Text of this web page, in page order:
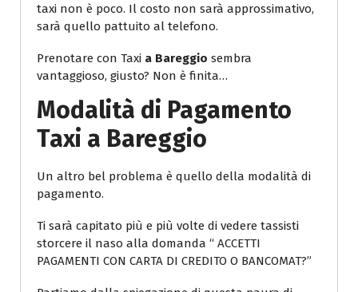
taxi non è poco. Il costo non sarà approssimativo,
sarà quello pattuito al telefono.
Prenotare con Taxi a Bareggio sembra
vantaggioso, giusto? Non è finita…
Modalità di Pagamento
Taxi a Bareggio
Un altro bel problema è quello della modalità di
pagamento.
Ti sarà capitato più e più volte di vedere tassisti
storcere il naso alla domanda “ ACCETTI
PAGAMENTI CON CARTA DI CREDITO O BANCOMAT?”